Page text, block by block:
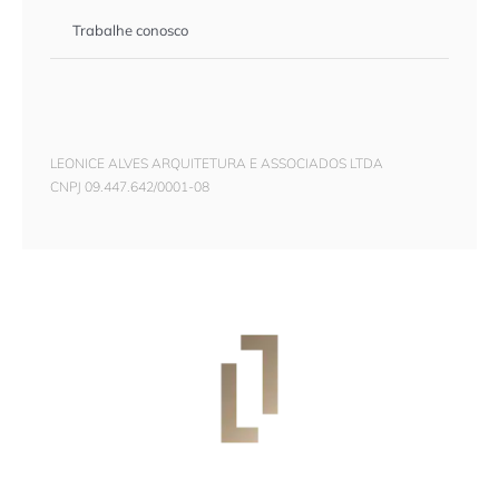
Trabalhe conosco
LEONICE ALVES ARQUITETURA E ASSOCIADOS LTDA
CNPJ 09.447.642/0001-08